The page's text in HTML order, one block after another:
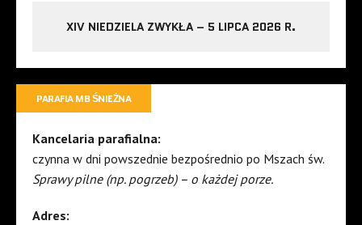
XIV NIEDZIELA ZWYKŁA – 5 LIPCA 2026 R.
PARAFIA MB ŚNIEŻNA
Kancelaria parafialna:
czynna w dni powszednie bezpośrednio po Mszach św.
Sprawy pilne (np. pogrzeb) – o każdej porze.
Adres: